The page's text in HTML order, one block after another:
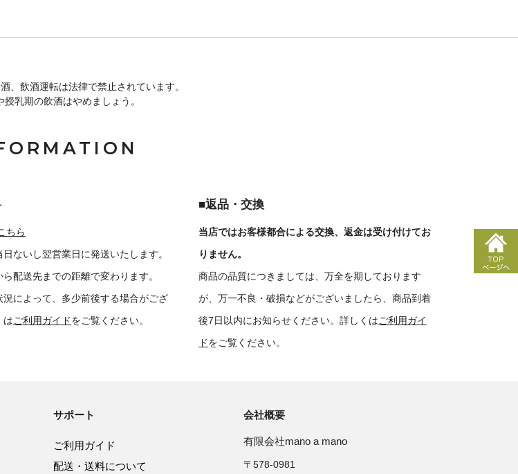
、飲酒運転は法律で禁止されています。
授乳期の飲酒はやめましょう。
ちら
ないし翌営業日に発送いたします。
配送先までの距離で変わります。
況によって、多少前後する場合がござ
はご利用ガイドをご覧ください。
■返品・交換
当店ではお客様都合による交換、返金は受け付けてお
りません。
商品の品質につきましては、万全を期しております
が、万一不良・破損などがございましたら、商品到着
後7日以内にお知らせください。詳しくはご利用ガイ
ドをご覧ください。
サポート
ご利用ガイド
配送・送料について
会社概要
有限会社mano a mano
〒578-0981